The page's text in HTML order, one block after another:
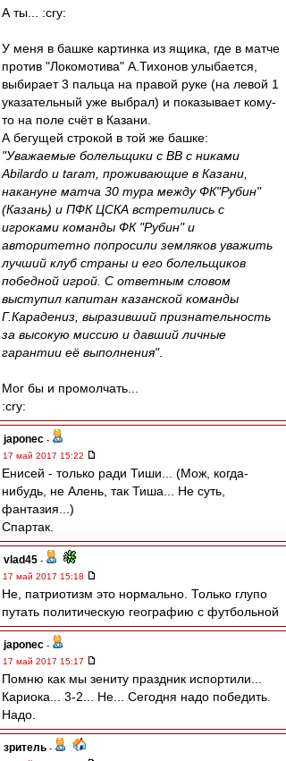
А ты... :cry:
У меня в башке картинка из ящика, где в матче
против "Локомотива" А.Тихонов улыбается,
выбирает 3 пальца на правой руке (на левой 1
указательный уже выбрал) и показывает кому-
то на поле счёт в Казани.
А бегущей строкой в той же башке:
"Уважаемые болельщики с ВВ с никами
Abilardo и taram, проживающие в Казани,
накануне матча 30 тура между ФК"Рубин"
(Казань) и ПФК ЦСКА встретились с
игроками команды ФК "Рубин" и
авторитетно попросили земляков уважить
лучший клуб страны и его болельщиков
победной игрой. С ответным словом
выступил капитан казанской команды
Г.Карадениз, выразивший признательность
за высокую миссию и давший личные
гарантии её выполнения".
Мог бы и промолчать...
:cry:
japonec -
17 май 2017 15:22
Енисей - только ради Тиши... (Мож, когда-
нибудь, не Алень, так Тиша... Не суть,
фантазия...)
Спартак.
vlad45 -
17 май 2017 15:18
Не, патриотизм это нормально. Только глупо
путать политическую географию с футбольной
japonec -
17 май 2017 15:17
Помню как мы зениту праздник испортили...
Кариока... 3-2... Не... Сегодня надо победить.
Надо.
зpитель -